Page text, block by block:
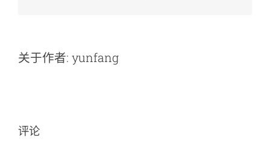
关于作者: yunfang
评论